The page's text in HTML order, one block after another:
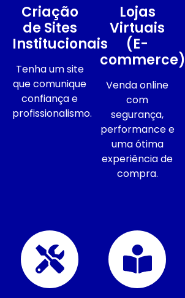
Criação
de Sites
Institucionais
Tenha um site
que comunique
confiança e
profissionalismo.
Lojas
Virtuais
(E-
commerce)
Venda online
com
segurança,
performance e
uma ótima
experiência de
compra.